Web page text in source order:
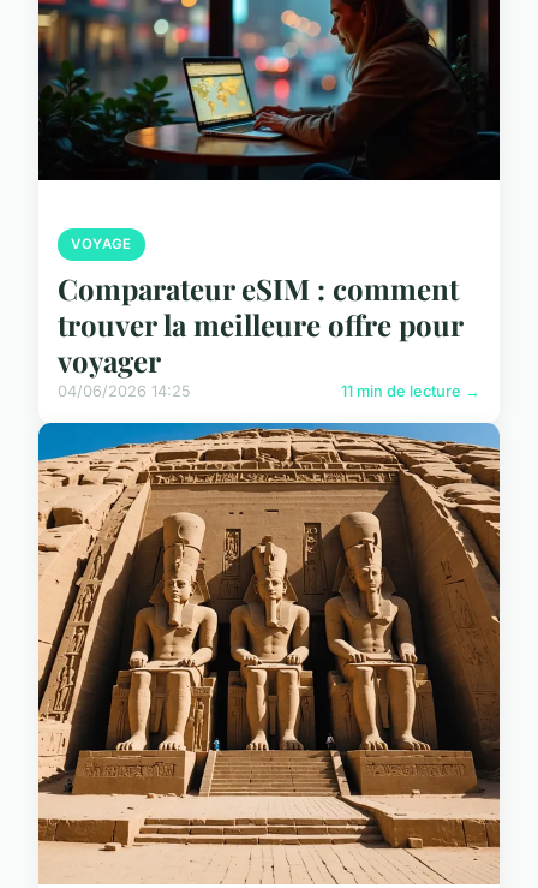
VOYAGE
Comparateur eSIM : comment
trouver la meilleure offre pour
voyager
04/06/2026 14:25 11 min de lecture →